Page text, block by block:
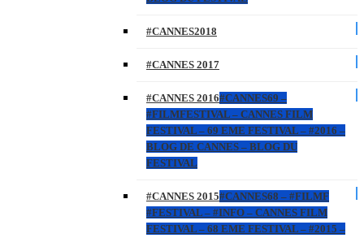
#CANNES2018
#CANNES 2017
#CANNES 2016#CANNES69 –
#FILMFESTIVAL – CANNES FILM
FESTIVAL – 69 EME FESTIVAL – #2016 –
BLOG DE CANNES – BLOG DU
FESTIVAL
#CANNES 2015#CANNES68 – #FILMF
#FESTIVAL – #INFO – CANNES FILM
FESTIVAL – 68 EME FESTIVAL – #2015 –